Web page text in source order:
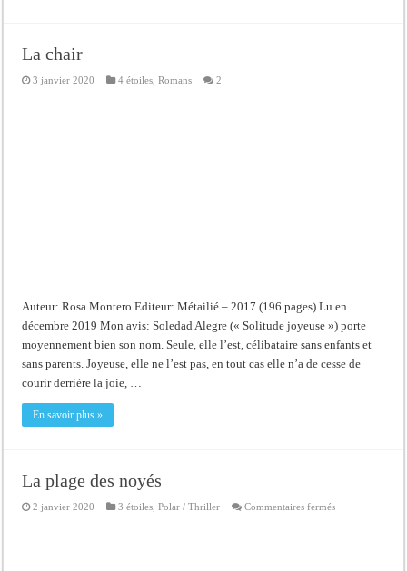
La chair
3 janvier 2020 4 étoiles ,Romans 2
Auteur: Rosa Montero Editeur: Métailié – 2017 (196 pages) Lu en
décembre 2019 Mon avis: Soledad Alegre (« Solitude joyeuse ») porte
moyennement bien son nom. Seule, elle l’est, célibataire sans enfants et
sans parents. Joyeuse, elle ne l’est pas, en tout cas elle n’a de cesse de
courir derrière la joie, …
En savoir plus »
La plage des noyés
2 janvier 2020 3 étoiles ,Polar / Thriller Commentaires ferméssur